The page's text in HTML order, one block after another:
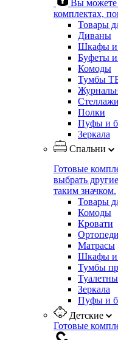
Вы можете
комплектах,
Товары
Диваны
Шкафы и
Буфеты
Комоды
Тумбы
Полки
Пуфы и
Зеркала
Спальни
Готовые
выбрать
таким значком.
Товары
Комоды
Кровати
Матрасы
Шкафы и
Тумбы
Зеркала
Пуфы и
Детские
Готовые